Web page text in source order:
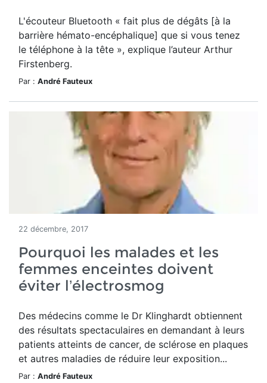
L'écouteur Bluetooth « fait plus de dégâts [à la
barrière hémato-encéphalique] que si vous tenez
le téléphone à la tête », explique l’auteur Arthur
Firstenberg.
Par : André Fauteux
22 décembre, 2017
Pourquoi les malades et les
femmes enceintes doivent
éviter l’électrosmog
Des médecins comme le Dr Klinghardt obtiennent
des résultats spectaculaires en demandant à leurs
patients atteints de cancer, de sclérose en plaques
et autres maladies de réduire leur exposition...
Par : André Fauteux